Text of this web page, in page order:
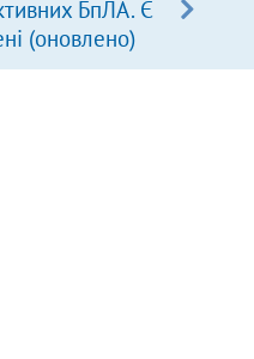
БпЛА. Є
(оновлено)